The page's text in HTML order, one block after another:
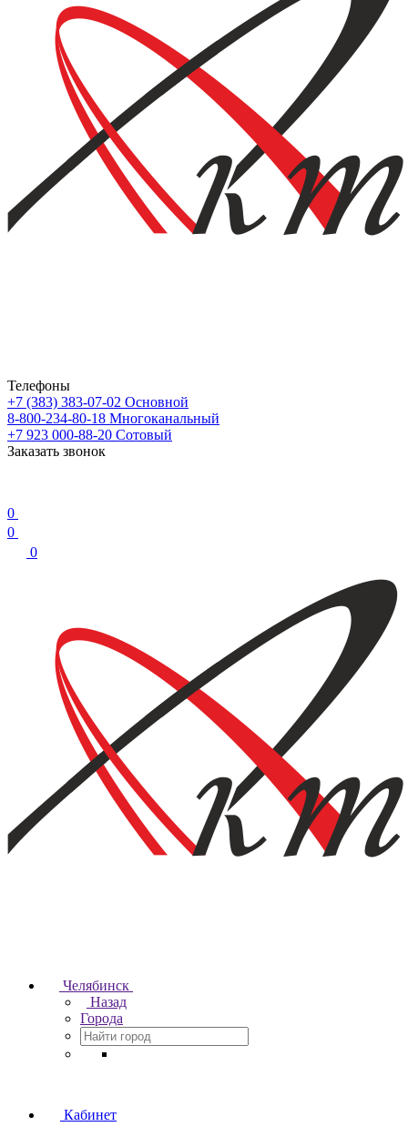
Телефоны
+7 (383) 383-07-02 Основной
8-800-234-80-18 Многоканальный
+7 923 000-88-20 Сотовый
Заказать звонок
0
0
0
Челябинск
Назад
Города
Кабинет